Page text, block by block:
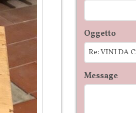
Oggetto
Message